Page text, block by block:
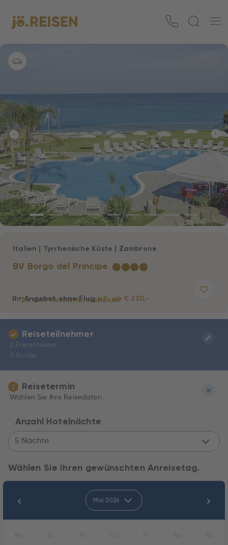
BV Borgo del Principe ★★★★
Italien | Tyrrhenische Küste | Zambrone
Zu den Hotelinformationen
Ihr Angebot ohne Flugp.P. ab € 220,-
Reiseteilnehmer
2 Erwachsene
0 Kinder
2 Reisetermin
Wählen Sie Ihre Reisedaten.
Anzahl Hotelnächte
5 Nächte
Wählen Sie Ihren gewünschten Anreisetag.
Mai 2026